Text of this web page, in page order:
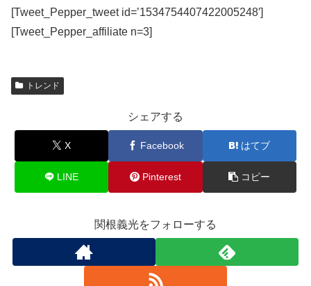
[Tweet_Pepper_tweet id=’1534754407422005248′]
[Tweet_Pepper_affiliate n=3]
トレンド
シェアする
X Facebook はてブ
LINE Pinterest コピー
関根義光をフォローする